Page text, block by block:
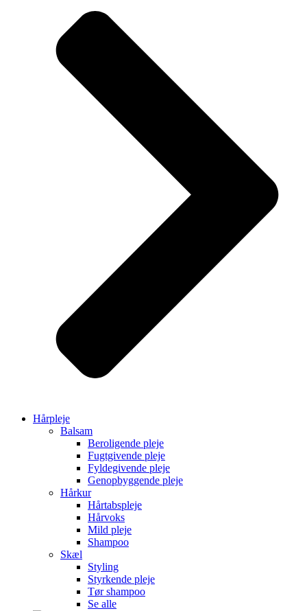
Hårpleje
Balsam
Beroligende pleje
Fugtgivende pleje
Fyldegivende pleje
Genopbyggende pleje
Hårkur
Hårtabspleje
Hårvoks
Mild pleje
Shampoo
Skæl
Styling
Styrkende pleje
Tør shampoo
Se alle